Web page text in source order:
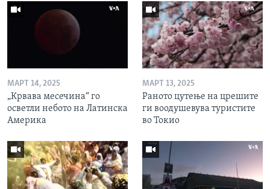
МАРТ 14, 2025
„Крвава месечина“ го
осветли небото на Латинска
Америка
МАРТ 13, 2025
Раното цутење на црешите
ги воодушевува туристите
во Токио